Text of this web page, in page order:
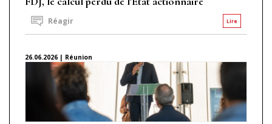
Lire
Réagir
26.06.2026 | Réunion